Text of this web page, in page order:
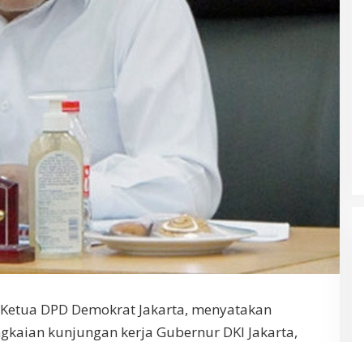
DPD Demokrat Jakarta, menyatakan
kunjungan kerja Gubernur DKI Jakarta,